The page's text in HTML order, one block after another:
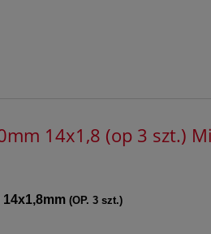
14x1,8 (op 3 szt.)
(OP. 3 szt.)